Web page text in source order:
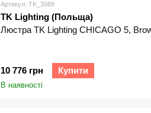
Артикул: TK_3989
TK Lighting (Польща)
Люстра TK Lighting CHICAGO 5,
10 776 грн Купити
В наявності